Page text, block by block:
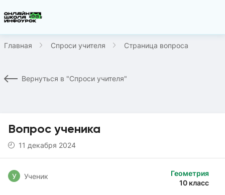
Главная Спроси учителя Страница вопроса
Вернуться в "Спроси учителя"
Вопрос ученика
11 декабря 2024
Геометрия
10 класс
У Ученик